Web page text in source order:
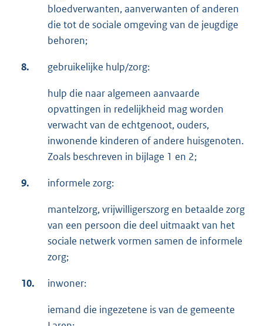
bloedverwanten, aanverwanten of anderen
die tot de sociale omgeving van de jeugdige
behoren;
8. gebruikelijke hulp/zorg:
hulp die naar algemeen aanvaarde
opvattingen in redelijkheid mag worden
verwacht van de echtgenoot, ouders,
inwonende kinderen of andere huisgenoten.
Zoals beschreven in bijlage 1 en 2;
9. informele zorg:
mantelzorg, vrijwilligerszorg en betaalde zorg
van een persoon die deel uitmaakt van het
sociale netwerk vormen samen de informele
zorg;
10. inwoner:
iemand die ingezetene is van de gemeente